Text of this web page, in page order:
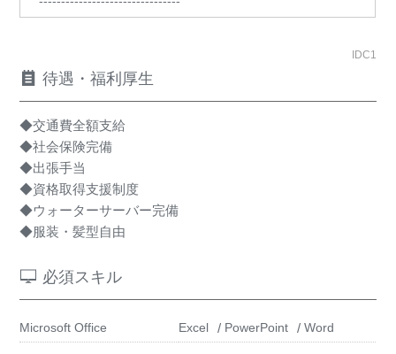
IDC1
待遇・福利厚生
◆交通費全額支給
◆社会保険完備
◆出張手当
◆資格取得支援制度
◆ウォーターサーバー完備
◆服装・髪型自由
必須スキル
Microsoft Office Excel PowerPoint Word